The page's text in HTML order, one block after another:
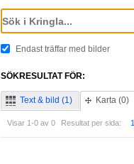
Endast träffar med bilder
SÖKRESULTAT FÖR:
Text & bild (1) Karta (0)
Visar 1-0 av 0 Resultat per sida: